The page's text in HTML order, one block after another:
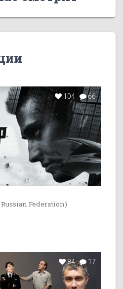
104 66
Russian Federation)
84 17